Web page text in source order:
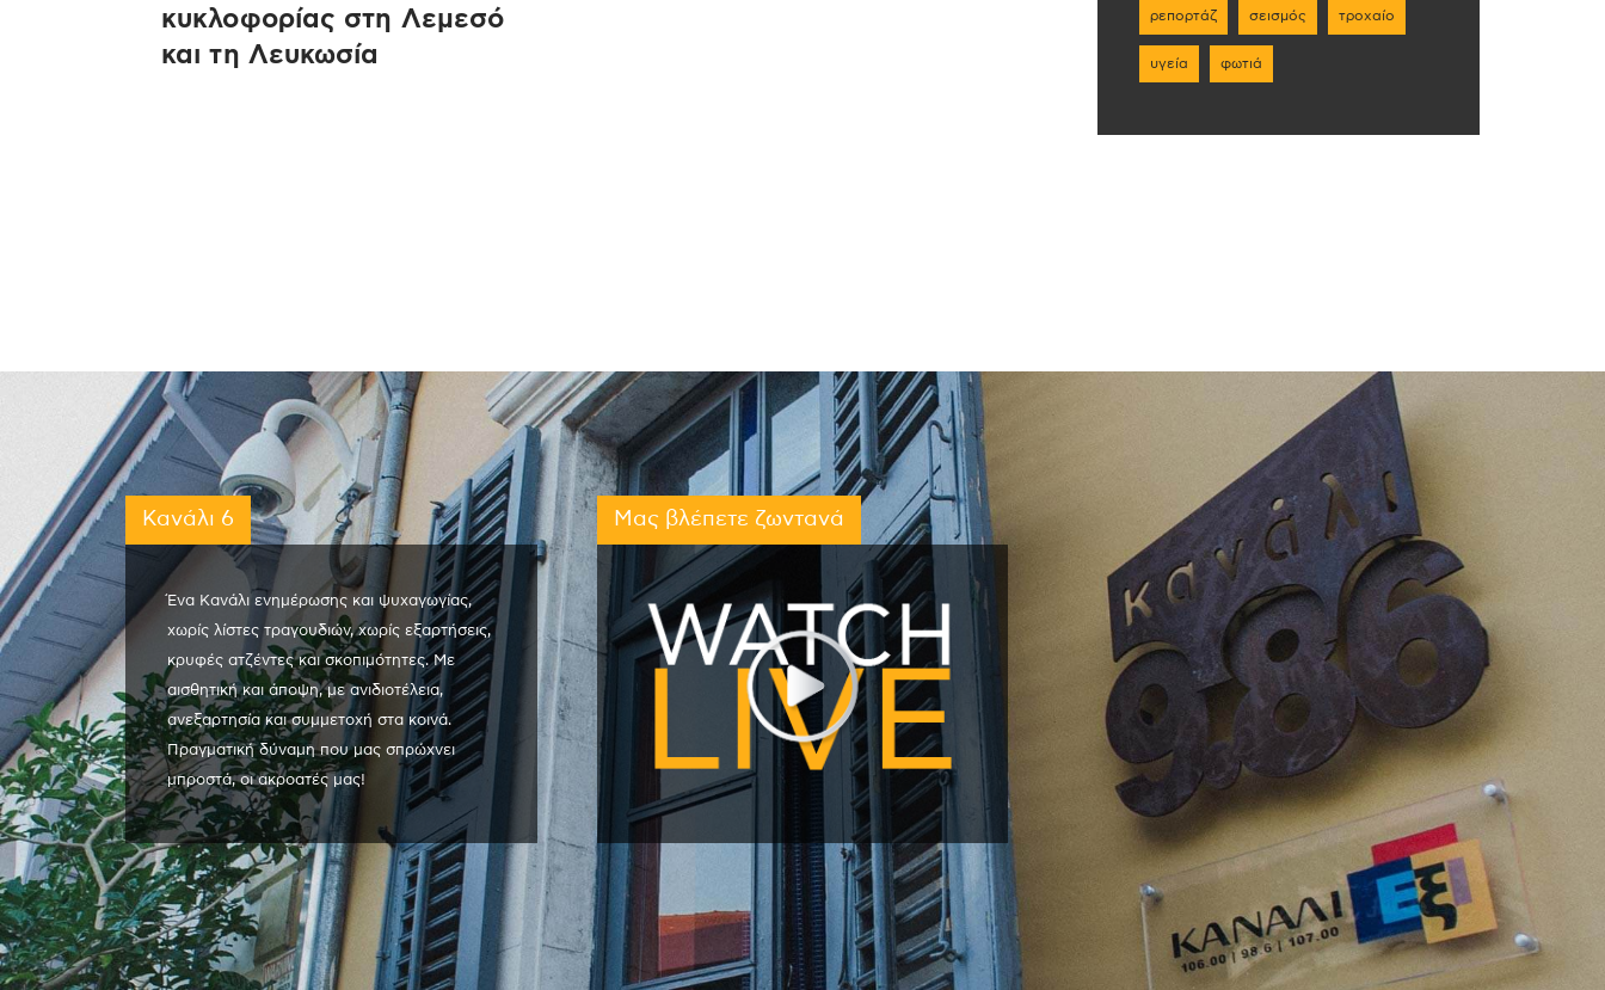
κυκλοφορίας στη Λεμεσό
και τη Λευκωσία
ρεπορτάζ σεισμός τροχαίο
υγεία φωτιά
Κανάλι 6
Ένα Κανάλι ενημέρωσης και ψυχαγωγίας,
χωρίς λίστες τραγουδιών, χωρίς εξαρτήσεις,
κρυφές ατζέντες και σκοπιμότητες. Με
αισθητική και άποψη, με ανιδιοτέλεια,
ανεξαρτησία και συμμετοχή στα κοινά.
Πραγματική δύναμη που μας σπρώχνει
μπροστά, οι ακροατές μας!
Μας βλέπετε ζωντανά